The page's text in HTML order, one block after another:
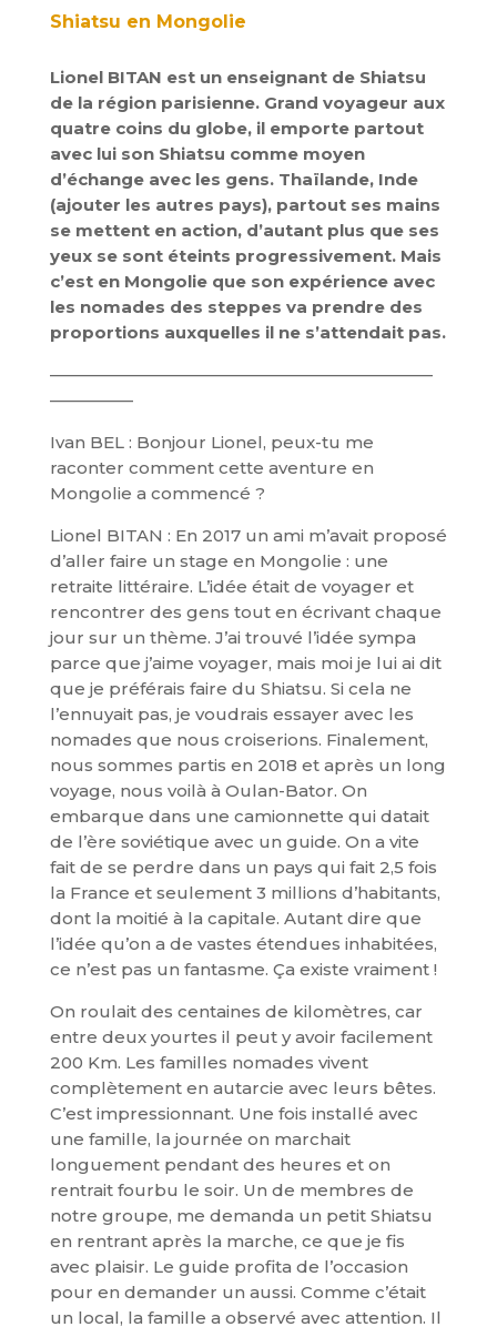
Shiatsu en Mongolie
Lionel BITAN est un enseignant de Shiatsu
de la région parisienne. Grand voyageur aux
quatre coins du globe, il emporte partout
avec lui son Shiatsu comme moyen
d’échange avec les gens. Thaïlande, Inde
(ajouter les autres pays), partout ses mains
se mettent en action, d’autant plus que ses
yeux se sont éteints progressivement. Mais
c’est en Mongolie que son expérience avec
les nomades des steppes va prendre des
proportions auxquelles il ne s’attendait pas.
———————————————————————
—————
Ivan BEL : Bonjour Lionel, peux-tu me
raconter comment cette aventure en
Mongolie a commencé ?
Lionel BITAN : En 2017 un ami m’avait proposé
d’aller faire un stage en Mongolie : une
retraite littéraire. L’idée était de voyager et
rencontrer des gens tout en écrivant chaque
jour sur un thème. J’ai trouvé l’idée sympa
parce que j’aime voyager, mais moi je lui ai dit
que je préférais faire du Shiatsu. Si cela ne
l’ennuyait pas, je voudrais essayer avec les
nomades que nous croiserions. Finalement,
nous sommes partis en 2018 et après un long
voyage, nous voilà à Oulan-Bator. On
embarque dans une camionnette qui datait
de l’ère soviétique avec un guide. On a vite
fait de se perdre dans un pays qui fait 2,5 fois
la France et seulement 3 millions d’habitants,
dont la moitié à la capitale. Autant dire que
l’idée qu’on a de vastes étendues inhabitées,
ce n’est pas un fantasme. Ça existe vraiment !
On roulait des centaines de kilomètres, car
entre deux yourtes il peut y avoir facilement
200 Km. Les familles nomades vivent
complètement en autarcie avec leurs bêtes.
C’est impressionnant. Une fois installé avec
une famille, la journée on marchait
longuement pendant des heures et on
rentrait fourbu le soir. Un de membres de
notre groupe, me demanda un petit Shiatsu
en rentrant après la marche, ce que je fis
avec plaisir. Le guide profita de l’occasion
pour en demander un aussi. Comme c’était
un local, la famille a observé avec attention. Il